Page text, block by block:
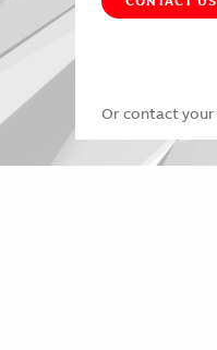
Or contact your